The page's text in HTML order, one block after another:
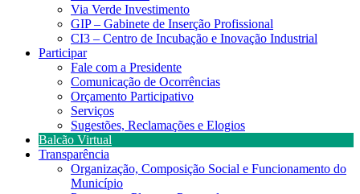
Via Verde Investimento
GIP – Gabinete de Inserção Profissional
CI3 – Centro de Incubação e Inovação Industrial
Participar
Fale com a Presidente
Comunicação de Ocorrências
Orçamento Participativo
Serviços
Sugestões, Reclamações e Elogios
Balcão Virtual
Transparência
Organização, Composição Social e Funcionamento do
Município